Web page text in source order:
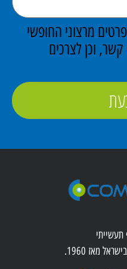
מרצוני החופשי
וכן לצרכים
תעשייתי
מאז 1960.